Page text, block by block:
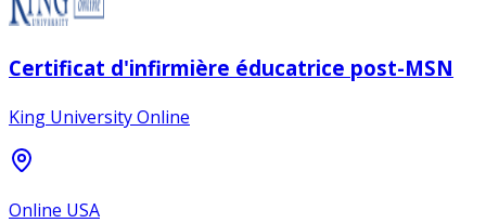
Certificat d'infirmière éducatrice post-MSN
King University Online
Online USA